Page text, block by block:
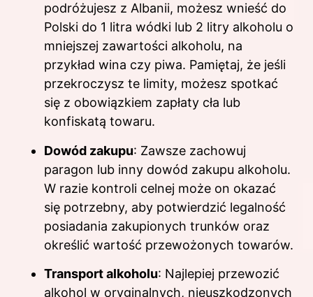
podróżujesz z Albanii, możesz wnieść do
Polski do 1 litra wódki lub 2 litry alkoholu o
mniejszej zawartości alkoholu, na
przykład wina czy piwa. Pamiętaj, że jeśli
przekroczysz te limity, możesz spotkać
się z obowiązkiem zapłaty cła lub
konfiskatą towaru.
Dowód zakupu: Zawsze zachowuj
paragon lub inny dowód zakupu alkoholu.
W razie kontroli celnej może on okazać
się potrzebny, aby potwierdzić legalność
posiadania zakupionych trunków oraz
określić wartość przewożonych towarów.
Transport alkoholu: Najlepiej przewozić
alkohol w oryginalnych, nieuszkodzonych